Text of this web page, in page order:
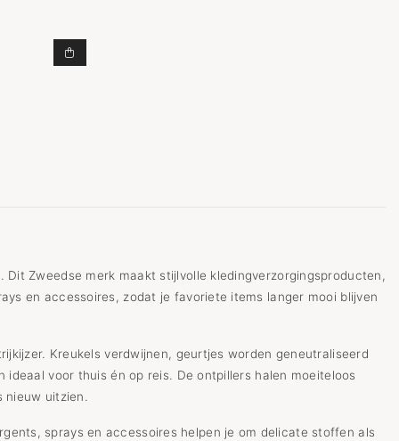
TOEVOEGEN AAN WINKELWAGEN
STEAMERY PILO 2 FABRIC SHAVER TOEVOEGEN AAN
Zweedse merk maakt stijlvolle kledingverzorgingsproducten,
en accessoires, zodat je favoriete items langer mooi blijven
Kreukels verdwijnen, geurtjes worden geneutraliseerd
voor thuis én op reis. De ontpillers halen moeiteloos
nieuw uitzien.
sprays en accessoires helpen je om delicate stoffen als